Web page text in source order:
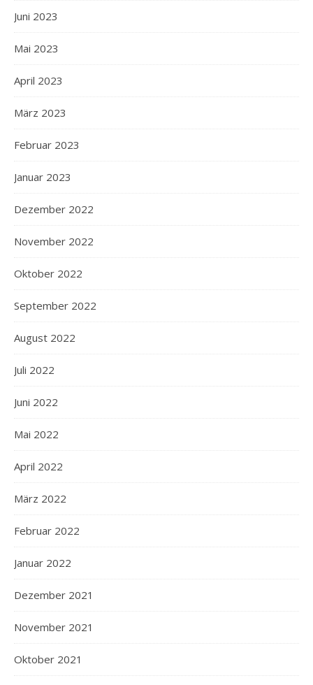
Juni 2023
Mai 2023
April 2023
März 2023
Februar 2023
Januar 2023
Dezember 2022
November 2022
Oktober 2022
September 2022
August 2022
Juli 2022
Juni 2022
Mai 2022
April 2022
März 2022
Februar 2022
Januar 2022
Dezember 2021
November 2021
Oktober 2021